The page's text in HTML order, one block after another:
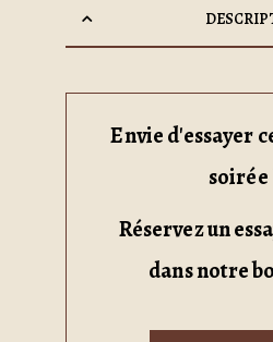
Envie d'essayer
soirée
Réservez un
dans notre